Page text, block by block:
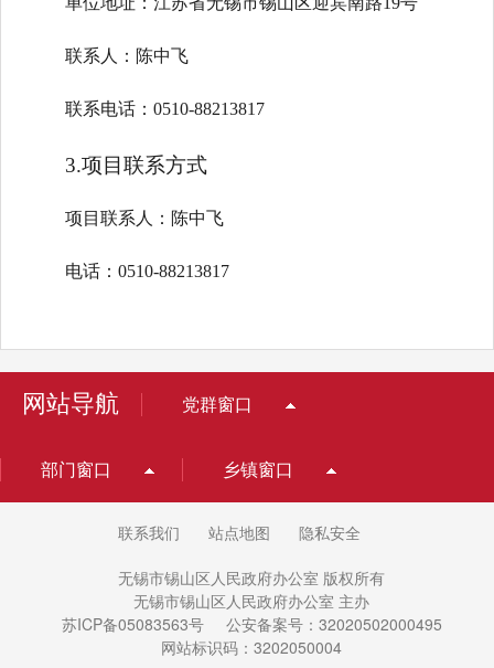
联系人：陈中飞
联系电话：0510-88213817
3.项目联系方式
项目联系人：陈中飞
电话：0510-88213817
网站导航 党群窗口
部门窗口 乡镇窗口
联系我们 站点地图 隐私安全
无锡市锡山区人民政府办公室 版权所有
无锡市锡山区人民政府办公室 主办
苏ICP备05083563号
公安备案号：32020502000495
网站标识码：3202050004